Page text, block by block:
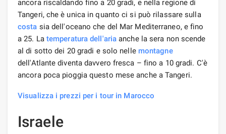
ancora riscaldando fino a 20 gradi, e nella regione di
Tangeri, che è unica in quanto ci si può rilassare sulla
costa sia dell'oceano che del Mar Mediterraneo, e fino
a 25. La temperatura dell'aria anche la sera non scende
al di sotto dei 20 gradi e solo nelle montagne
dell'Atlante diventa davvero fresca – fino a 10 gradi. C'è
ancora poca pioggia questo mese anche a Tangeri.
Visualizza i prezzi per i tour in Marocco
Israele